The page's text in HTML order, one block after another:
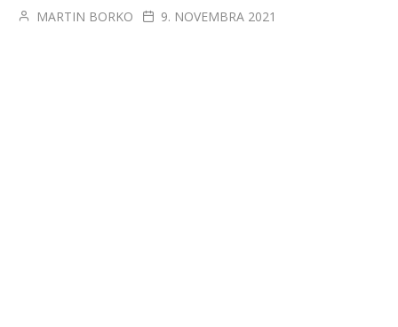
MARTIN BORKO 9. NOVEMBRA 2021